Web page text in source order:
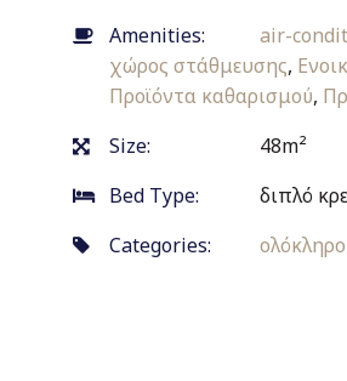
Amenities:
air-
χώρος στάθμευσης,
Προϊόντα καθαρισμού,
Size:
48m²
Bed Type:
διπλό
Categories: